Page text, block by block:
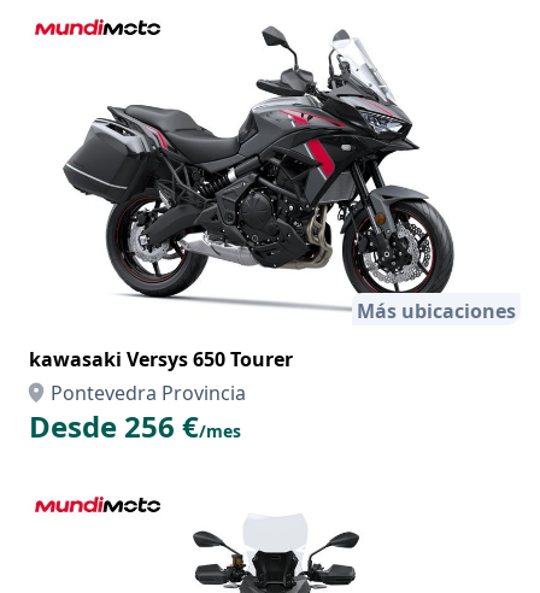
Más ubicaciones
kawasaki Versys 650 Tourer
Pontevedra Provincia
Desde 256 €/mes